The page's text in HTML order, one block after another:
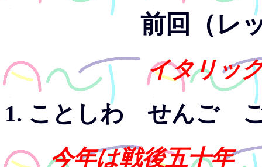
前回（レ
イタリッ
1. ことしわ せんご
今年は戦後五十年